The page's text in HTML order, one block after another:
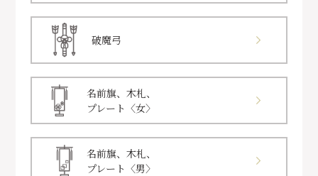
破魔弓
名前旗、木札、
プレート〈女〉
名前旗、木札、
プレート〈男〉